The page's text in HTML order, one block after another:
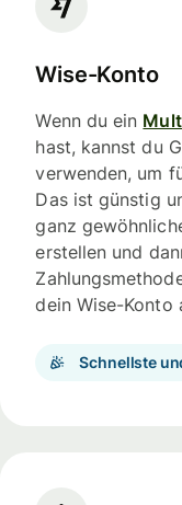
Wise-Konto
Wenn du ein
hast, kannst du
verwenden, um
Das ist günstig
ganz
erstellen und
dein Wise-Konto
Schnellste